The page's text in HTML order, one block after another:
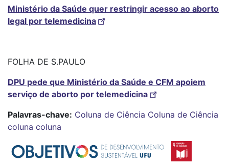
Ministério da Saúde quer restringir acesso ao aborto
legal por telemedicina
FOLHA DE S.PAULO
DPU pede que Ministério da Saúde e CFM apoiem
serviço de aborto por telemedicina
Palavras-chave: Coluna de Ciência Coluna de Ciência
coluna coluna